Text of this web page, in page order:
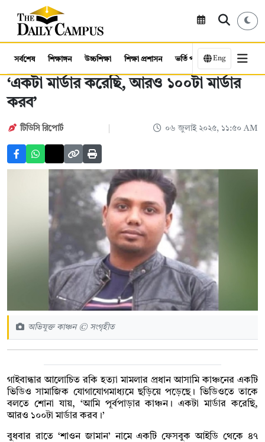
সর্বশেষ শিক্ষাঙ্গন উচ্চশিক্ষা শিক্ষা প্রশাসন ভর্তি পরীক্ষা কর্মসংস্থান
Eng
‘একটা মার্ডার করেছি, আরও ১০০টা মার্ডার
করব’
টিডিসি রিপোর্ট ০৬ জুলাই ২০২৫, ১১:৫০ AM
অভিযুক্ত কাঞ্চন © সংগৃহীত
গাইবান্ধার আলোচিত রকি হত্যা মামলার প্রধান আসামি কাঞ্চনের একটি
ভিডিও সামাজিক যোগাযোগমাধ্যমে ছড়িয়ে পড়েছে। ভিডিওতে তাকে
বলতে শোনা যায়, ‘আমি পূর্বপাড়ার কাঞ্চন। একটা মার্ডার করেছি,
আরও ১০০টা মার্ডার করব।’
বুধবার রাতে ‘শাওন জামান’ নামে একটি ফেসবুক আইডি থেকে ৪৭